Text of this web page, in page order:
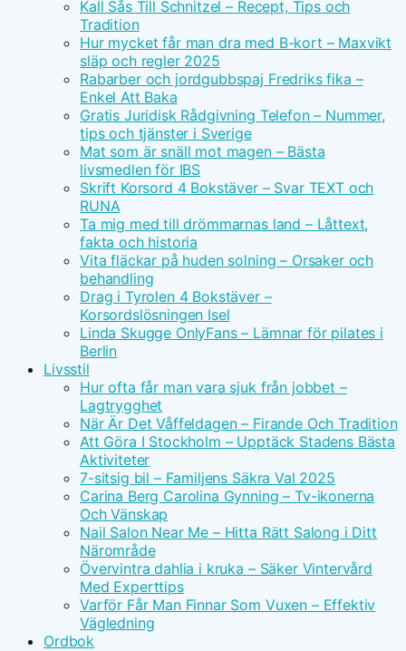
Kall Sås Till Schnitzel – Recept, Tips och
Tradition
Hur mycket får man dra med B-kort – Maxvikt
släp och regler 2025
Rabarber och jordgubbspaj Fredriks fika –
Enkel Att Baka
Gratis Juridisk Rådgivning Telefon – Nummer,
tips och tjänster i Sverige
Mat som är snäll mot magen – Bästa
livsmedlen för IBS
Skrift Korsord 4 Bokstäver – Svar TEXT och
RUNA
Ta mig med till drömmarnas land – Låttext,
fakta och historia
Vita fläckar på huden solning – Orsaker och
behandling
Drag i Tyrolen 4 Bokstäver –
Korsordslösningen Isel
Linda Skugge OnlyFans – Lämnar för pilates i
Berlin
Livsstil
Hur ofta får man vara sjuk från jobbet –
Lagtrygghet
När Är Det Våffeldagen – Firande Och Tradition
Att Göra I Stockholm – Upptäck Stadens Bästa
Aktiviteter
7-sitsig bil – Familjens Säkra Val 2025
Carina Berg Carolina Gynning – Tv-ikonerna
Och Vänskap
Nail Salon Near Me – Hitta Rätt Salong i Ditt
Närområde
Övervintra dahlia i kruka – Säker Vintervård
Med Experttips
Varför Får Man Finnar Som Vuxen – Effektiv
Vägledning
Ordbok